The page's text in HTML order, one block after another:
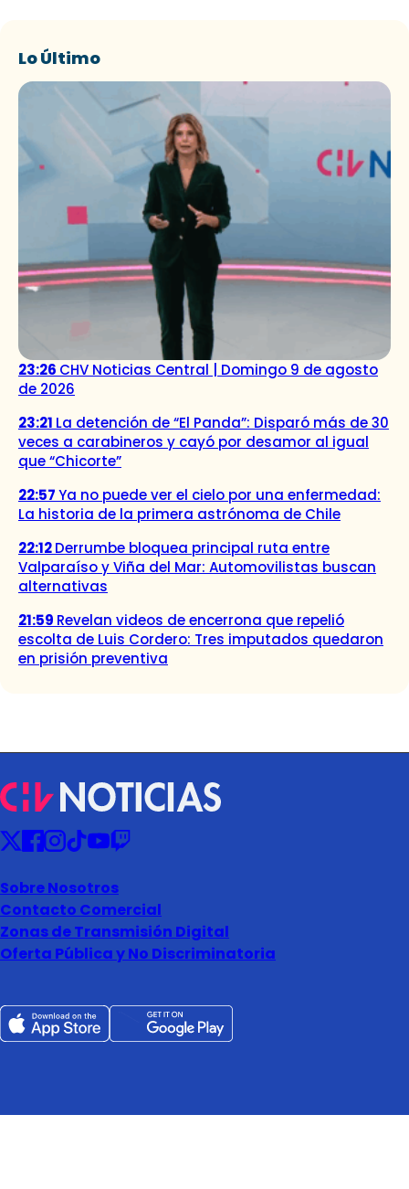
Lo Último
23:26 CHV Noticias Central | Domingo 9 de agosto
de 2026
23:21 La detención de “El Panda”: Disparó más de 30
veces a carabineros y cayó por desamor al igual
que “Chicorte”
22:57Ya no puede ver el cielo por una enfermedad:
La historia de la primera astrónoma de Chile
22:12Derrumbe bloquea principal ruta entre
Valparaíso y Viña del Mar: Automovilistas buscan
alternativas
21:59 Revelan videos de encerrona que repelió
escolta de Luis Cordero: Tres imputados quedaron
en prisión preventiva
Sobre Nosotros
Contacto Comercial
Zonas de Transmisión Digital
Oferta Pública y No Discriminatoria